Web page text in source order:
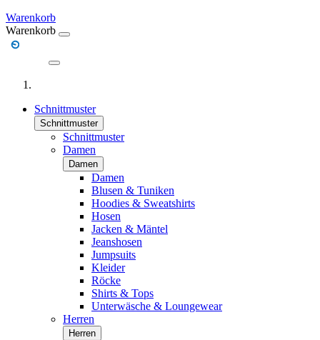
Warenkorb
Warenkorb
Schnittmuster
Schnittmuster
Schnittmuster
Damen
Damen
Damen
Blusen & Tuniken
Hoodies & Sweatshirts
Hosen
Jacken & Mäntel
Jeanshosen
Jumpsuits
Kleider
Röcke
Shirts & Tops
Unterwäsche & Loungewear
Herren
Herren